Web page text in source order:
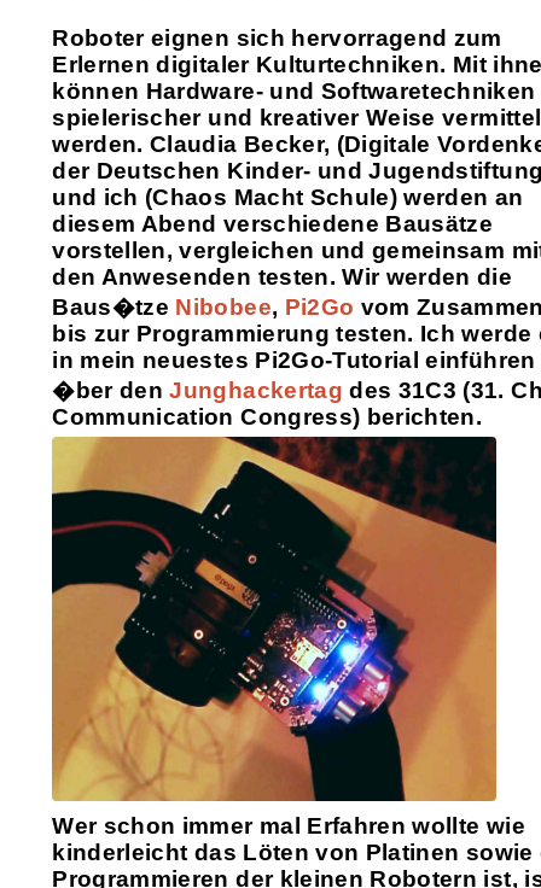
Roboter eignen sich hervorragend zum
Erlernen digitaler Kulturtechniken. Mit
können Hardware- und Softwaretechniken
spielerischer und kreativer Weise
werden. Claudia Becker, (Digitale
der Deutschen Kinder- und
und ich (Chaos Macht Schule) werden an
diesem Abend verschiedene Bausätze
vorstellen, vergleichen und gemeinsam
den Anwesenden testen. Wir werden die
Baus�tze Nibobee, Pi2Go vom
bis zur Programmierung testen. Ich werde
in mein neuestes Pi2Go-Tutorial
�ber denJunghackertag des 31C3 (31.
Communication Congress) berichten.
Wer schon immer mal Erfahren wollte wie
kinderleicht das Löten von Platinen sowie
Programmieren der kleinen Robotern ist,